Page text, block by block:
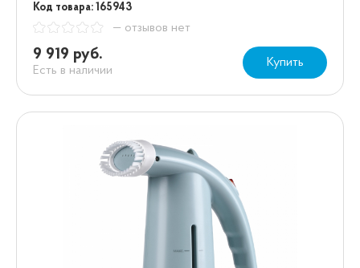
Код товара: 165943
— отзывов нет
9 919 руб.
Есть в наличии
Купить